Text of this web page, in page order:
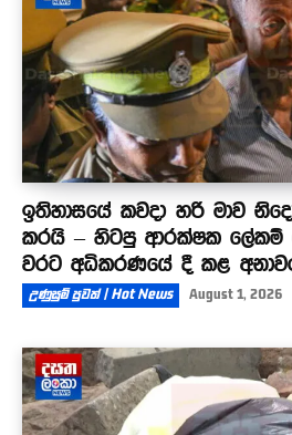
ඉතිහාසයේ කවදා හරි මාව
කරයි – හිටපු ආරක්ෂක ලේකම්
වරට අධිකරණයේ දී කළ
උණුසුම් පුවත් | Hot News August 1, 2026